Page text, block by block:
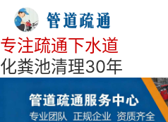
专注疏通下水道
化粪池清理30年